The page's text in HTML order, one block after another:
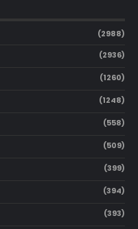
(2988)
(2936)
(1260)
(1248)
(558)
(509)
(399)
(394)
(393)